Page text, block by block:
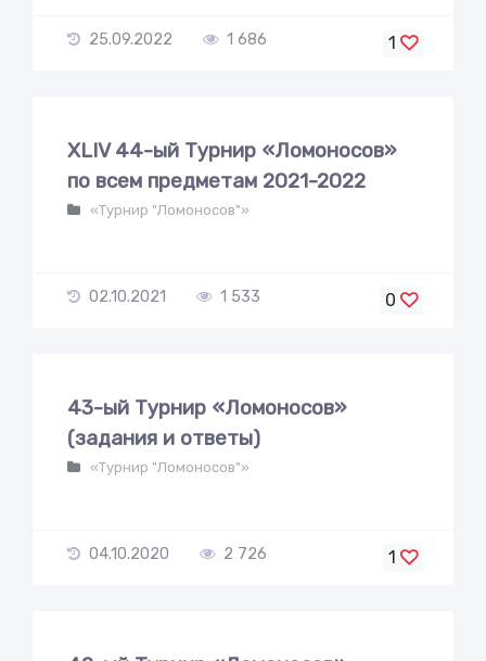
25.09.2022 1 686 1
XLIV 44-ый Турнир «Ломоносов»
по всем предметам 2021-2022
«Турнир "Ломоносов"»
02.10.2021 1 533 0
43-ый Турнир «Ломоносов»
(задания и ответы)
«Турнир "Ломоносов"»
04.10.2020 2 726 1